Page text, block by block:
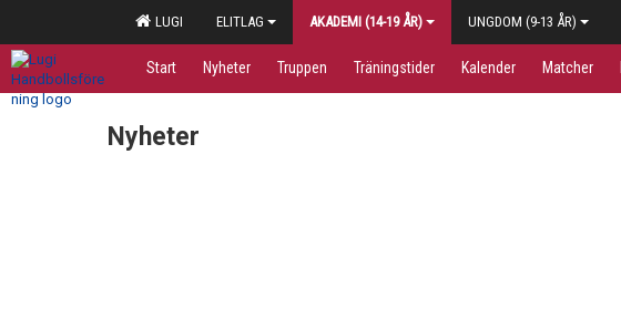
LUGI ELITLAG AKADEMI (14-19 ÅR) UNGDOM (9-13 ÅR)
Start Nyheter Truppen Träningstider Kalender Matcher
Nyheter